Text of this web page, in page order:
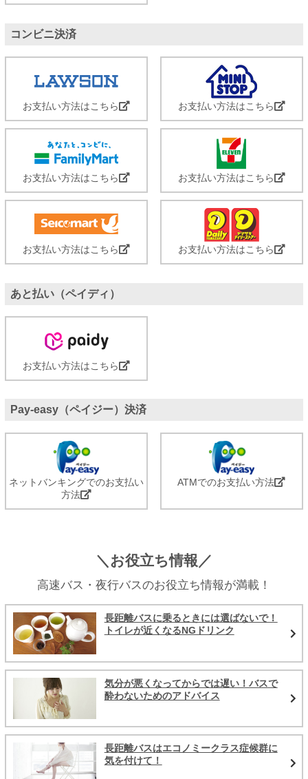
コンビニ決済
お支払い方法はこちら お支払い方法はこちら
お支払い方法はこちら お支払い方法はこちら
お支払い方法はこちら お支払い方法はこちら
あと払い（ペイディ）
お支払い方法はこちら
Pay-easy（ペイジー）決済
ネットバンキングでのお支払い
方法
ATMでのお支払い方法
＼お役立ち情報／
高速バス・夜行バスのお役立ち情報が満載！
長距離バスに乗るときには選ばないで！
トイレが近くなるNGドリンク
気分が悪くなってからでは遅い！バスで
酔わないためのアドバイス
長距離バスはエコノミークラス症候群に
気を付けて！